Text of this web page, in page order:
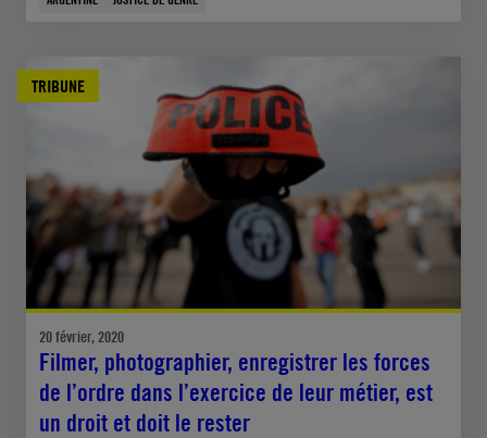
TRIBUNE
20 février, 2020
Filmer, photographier, enregistrer les forces
de l’ordre dans l’exercice de leur métier, est
un droit et doit le rester